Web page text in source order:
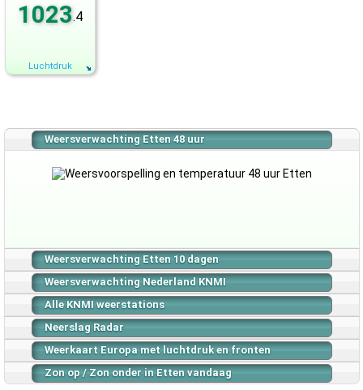
1023.4
Luchtdruk
Weersverwachting Etten 48 uur
Weersverwachting Etten 10 dagen
Weersverwachting Nederland KNMI
Alle KNMI weerstations
Neerslag Radar
Weerkaart Europa met luchtdruk en fronten
Zon op / Zon onder in Etten vandaag